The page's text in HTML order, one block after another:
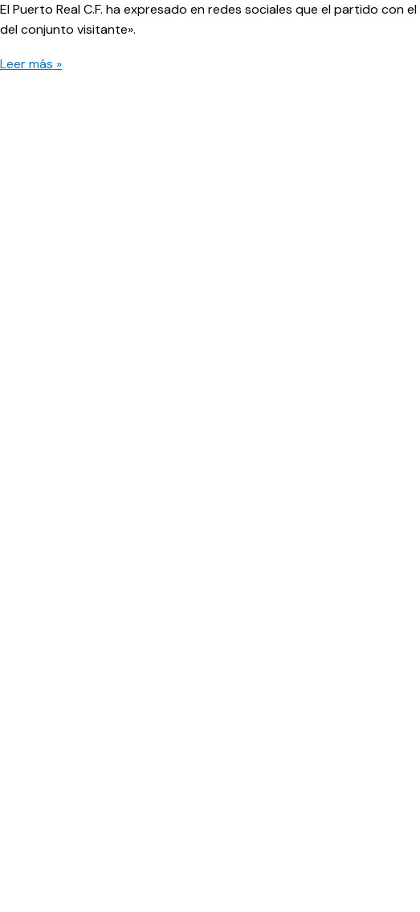
El Puerto Real C.F. ha expresado en redes sociales que el partido con
del conjunto visitante».
El
Leer más »